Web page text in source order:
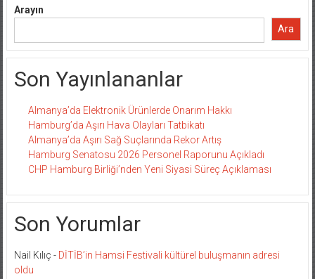
Arayın
Ara
Son Yayınlananlar
Almanya’da Elektronik Ürünlerde Onarım Hakkı
Hamburg’da Aşırı Hava Olayları Tatbikatı
Almanya’da Aşırı Sağ Suçlarında Rekor Artış
Hamburg Senatosu 2026 Personel Raporunu Açıkladı
CHP Hamburg Birliği’nden Yeni Siyasi Süreç Açıklaması
Son Yorumlar
Nail Kılıç - DİTİB’in Hamsi Festivali kültürel buluşmanın adresi
oldu